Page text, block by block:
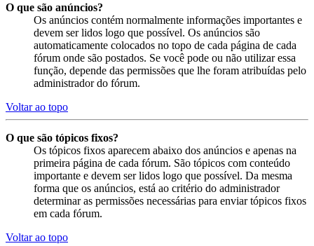
O que são anúncios?
Os anúncios contém normalmente informações importantes e
devem ser lidos logo que possível. Os anúncios são
automaticamente colocados no topo de cada página de cada
fórum onde são postados. Se você pode ou não utilizar essa
função, depende das permissões que lhe foram atribuídas pelo
administrador do fórum.
Voltar ao topo
O que são tópicos fixos?
Os tópicos fixos aparecem abaixo dos anúncios e apenas na
primeira página de cada fórum. São tópicos com conteúdo
importante e devem ser lidos logo que possível. Da mesma
forma que os anúncios, está ao critério do administrador
determinar as permissões necessárias para enviar tópicos fixos
em cada fórum.
Voltar ao topo